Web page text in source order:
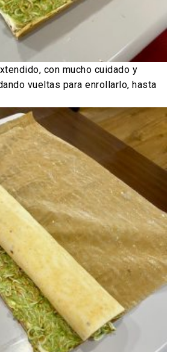
con mucho cuidado y
vueltas para enrollarlo, hasta